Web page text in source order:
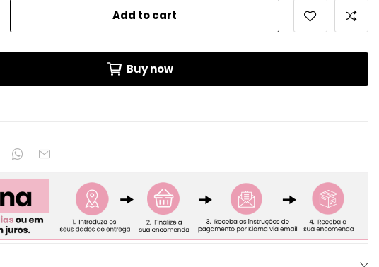
Add to cart
Buy now